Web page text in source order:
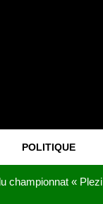
POLITIQUE